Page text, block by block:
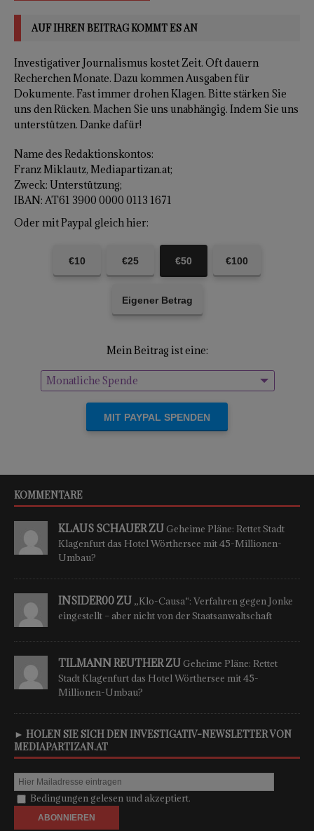
AUF IHREN BEITRAG KOMMT ES AN
Investigativer Journalismus kostet Zeit. Oft dauern
Recherchen Monate. Dazu kommen Ausgaben für
Dokumente. Fast immer drohen Klagen. Bitte stärken Sie
uns den Rücken. Machen Sie uns unabhängig. Indem Sie uns
unterstützen. Danke dafür!
Name des Redaktionskontos:
Franz Miklautz, Mediapartizan.at;
Zweck: Unterstützung;
IBAN: AT61 3900 0000 0113 1671
Oder mit Paypal gleich hier:
€10 €25 €50 €100
Eigener Betrag
Mein Beitrag ist eine:
Einmalige Spende
Monatliche Spende
KOMMENTARE
KLAUS SCHAUER ZUGeheime Pläne: Rettet Stadt
Klagenfurt das Hotel Wörthersee mit 45-Millionen-
Umbau?
INSIDER00 ZU „Klo-Causa“: Verfahren gegen Jonke
eingestellt – aber nicht von der Staatsanwaltschaft
TILMANN REUTHER ZUGeheime Pläne: Rettet
Stadt Klagenfurt das Hotel Wörthersee mit 45-
Millionen-Umbau?
► HOLEN SIE SICH DEN INVESTIGATIV-NEWSLETTER VON
MEDIAPARTIZAN.AT
Bedingungen gelesen und akzeptiert.